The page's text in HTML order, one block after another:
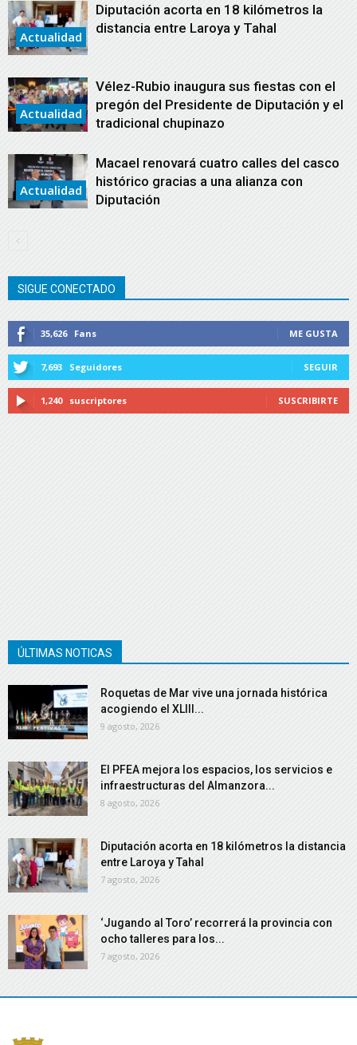
Actualidad
Diputación acorta en 18 kilómetros la
distancia entre Laroya y Tahal
Actualidad
Vélez-Rubio inaugura sus fiestas con el
pregón del Presidente de Diputación y el
tradicional chupinazo
Actualidad
Macael renovará cuatro calles del casco
histórico gracias a una alianza con
Diputación
SIGUE CONECTADO
35,626 Fans ME GUSTA
7,693 Seguidores SEGUIR
1,240 suscriptores SUSCRIBIRTE
ÚLTIMAS NOTICAS
Roquetas de Mar vive una jornada histórica
acogiendo el XLIII...
9 agosto, 2026
El PFEA mejora los espacios, los servicios e
infraestructuras del Almanzora...
8 agosto, 2026
Diputación acorta en 18 kilómetros la distancia
entre Laroya y Tahal
7 agosto, 2026
‘Jugando al Toro’ recorrerá la provincia con
ocho talleres para los...
7 agosto, 2026